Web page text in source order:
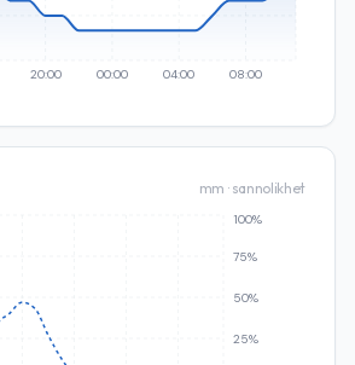
20:00 00:00 04:00 08:00
mm · sannolikhet
25%
50%
75%
100%